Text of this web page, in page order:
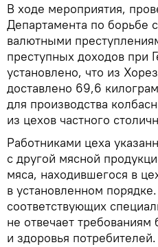
В ходе мероприятия,
Департамента по борьбе
валютными
преступных доходов при
установлено, что из
доставлено 69,6
для производства
из цехов частного
Работниками цеха
с другой мясной
мяса, находившегося в
в установленном
соответствующих
не отвечает
и здоровья потребителей.